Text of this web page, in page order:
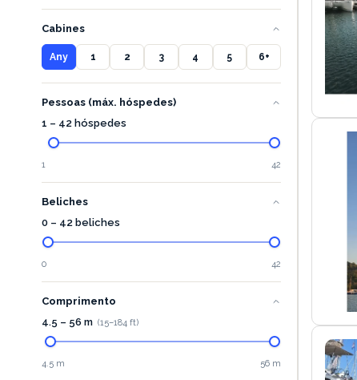
Cabines
Any 1 2 3 4 5 6+
Pessoas (máx. hóspedes)
1 – 42 hóspedes
1 42
Beliches
0 – 42 beliches
0 42
Comprimento
4.5 – 56 m (15–184 ft)
4.5 m 56 m